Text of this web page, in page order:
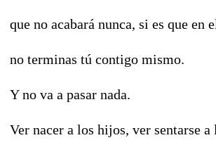
que no acabará nunca, si es que en
no terminas tú contigo mismo.
Y no va a pasar nada.
Ver nacer a los hijos, ver sentarse a